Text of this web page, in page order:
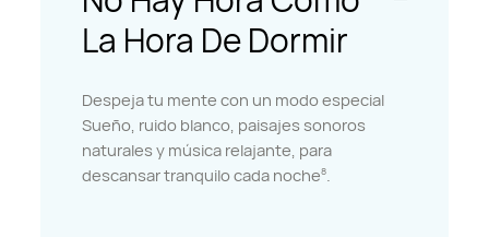
La Hora De Dormir
Despeja tu mente con un modo especial
Sueño, ruido blanco, paisajes sonoros
naturales y música relajante, para
descansar tranquilo cada noche8.